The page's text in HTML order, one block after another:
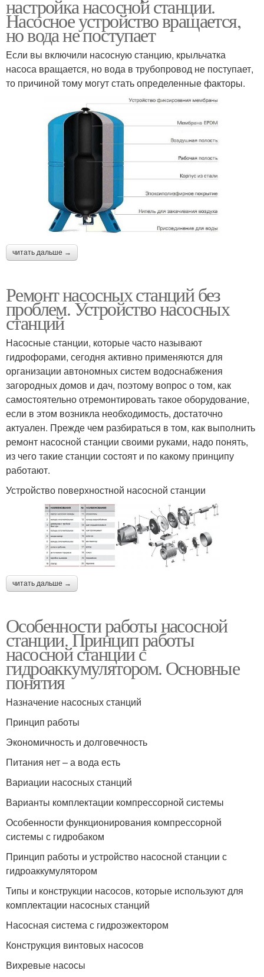
настройка насосной станции.
Насосное устройство вращается,
но вода не поступает
Если вы включили насосную станцию, крыльчатка
насоса вращается, но вода в трубопровод не поступает,
то причиной тому могут стать определенные факторы.
читать дальше →
Ремонт насосных станций без
проблем. Устройство насосных
станций
Насосные станции, которые часто называют
гидрофорами, сегодня активно применяются для
организации автономных систем водоснабжения
загородных домов и дач, поэтому вопрос о том, как
самостоятельно отремонтировать такое оборудование,
если в этом возникла необходимость, достаточно
актуален. Прежде чем разбираться в том, как выполнить
ремонт насосной станции своими руками, надо понять,
из чего такие станции состоят и по какому принципу
работают.
Устройство поверхностной насосной станции
читать дальше →
Особенности работы насосной
станции. Принцип работы
насосной станции с
гидроаккумулятором. Основные
понятия
Назначение насосных станций
Принцип работы
Экономичность и долговечность
Питания нет – а вода есть
Вариации насосных станций
Варианты комплектации компрессорной системы
Особенности функционирования компрессорной
системы с гидробаком
Принцип работы и устройство насосной станции с
гидроаккумулятором
Типы и конструкции насосов, которые используют для
комплектации насосных станций
Насосная система с гидроэжектором
Конструкция винтовых насосов
Вихревые насосы